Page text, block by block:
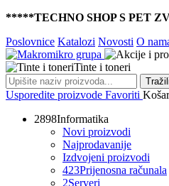
*****TECHNO SHOP S PET
Poslovnice Katalozi Novosti O
Tinte i toneri
Usporedite proizvode Favoriti
2898Informatika
Novi proizvodi
Najprodavanije
Izdvojeni proizvodi
423Prijenosna računala
2Serveri